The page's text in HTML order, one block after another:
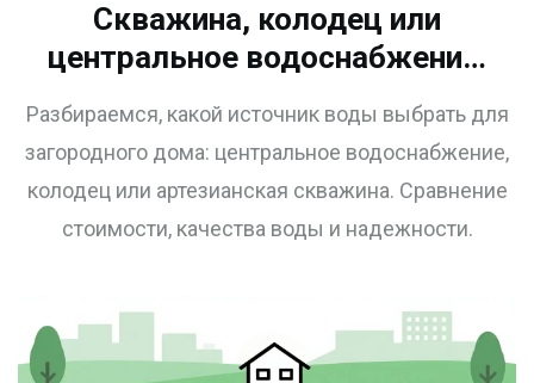
Скважина, колодец или
центральное водоснабжение:
подробный гид по выбору для
загородного дома
Разбираемся, какой источник воды выбрать для
загородного дома: центральное водоснабжение,
колодец или артезианская скважина. Сравнение
стоимости, качества воды и надежности.